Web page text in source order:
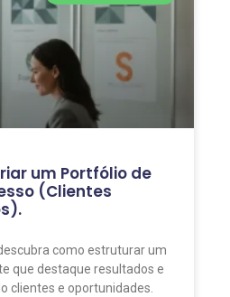
um Portfólio de
(Clientes
como estruturar um
que destaque resultados e
clientes e oportunidades.